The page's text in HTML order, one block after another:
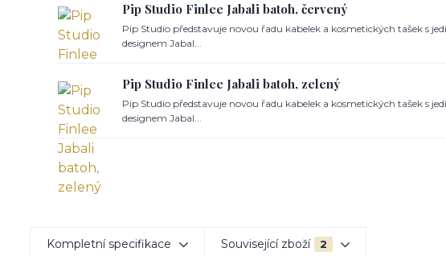
Pip Studio Finlee Jabali batoh, červený
Pip Studio představuje novou řadu kabelek a kosmetických tašek s
designem Jabal...
Pip Studio Finlee Jabali batoh, zelený
Pip Studio představuje novou řadu kabelek a kosmetických tašek s
designem Jabal...
Kompletní specifikace Související zboží 2